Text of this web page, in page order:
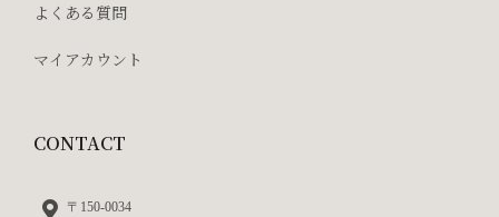
よくある質問
マイアカウント
CONTACT
〒150-0034